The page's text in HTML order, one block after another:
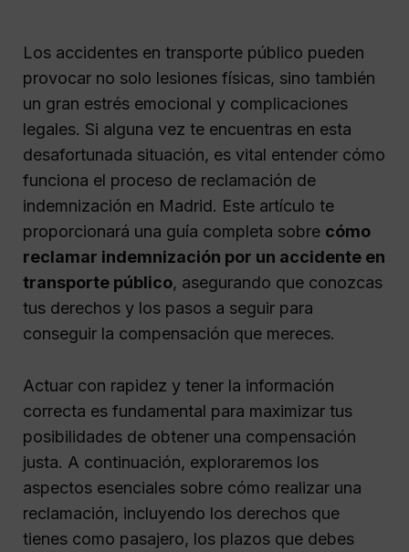
Los accidentes en transporte público pueden
provocar no solo lesiones físicas, sino también
un gran estrés emocional y complicaciones
legales. Si alguna vez te encuentras en esta
desafortunada situación, es vital entender cómo
funciona el proceso de reclamación de
indemnización en Madrid. Este artículo te
proporcionará una guía completa sobre cómo
reclamar indemnización por un accidente en
transporte público, asegurando que conozcas
tus derechos y los pasos a seguir para
conseguir la compensación que mereces.
Actuar con rapidez y tener la información
correcta es fundamental para maximizar tus
posibilidades de obtener una compensación
justa. A continuación, exploraremos los
aspectos esenciales sobre cómo realizar una
reclamación, incluyendo los derechos que
tienes como pasajero, los plazos que debes